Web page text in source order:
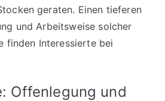
geraten. Einen tieferen
und Arbeitsweise solcher
finden Interessierte bei
Offenlegung und